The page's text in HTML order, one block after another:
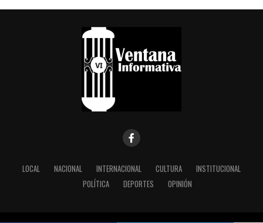
LOCAL NACIONAL INTERNACIONAL CULTURA
INSTITUCIONAL
POLÍTICA
DEPORTES OPINIÓN